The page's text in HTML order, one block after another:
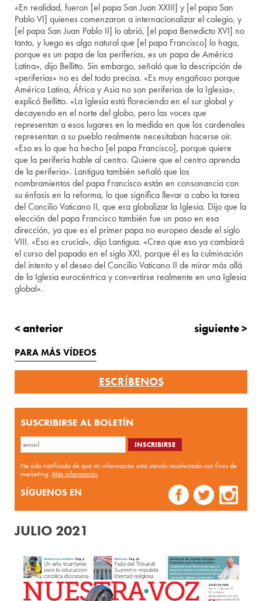
«En realidad, fueron [el papa San Juan XXIII] y [el papa San
Pablo VI] quienes comenzaron a internacionalizar el colegio, y
[el papa San Juan Pablo II] lo abrió, [el papa Benedicto XVI] no
tanto, y luego es algo natural que [el papa Francisco] lo haga,
porque es un papa de las periferias, es un papa de América
Latina», dijo Bellitto. Sin embargo, señaló que la descripción de
«periferias» no es del todo precisa. «Es muy engañoso porque
América Latina, África y Asia no son periferias de la Iglesia»,
explicó Bellitto. «La Iglesia está floreciendo en el sur global y
decayendo en el norte del globo, pero las voces que
representan a esos lugares en la medida en que los cardenales
representan a su pueblo realmente necesitaban hacerse oír.
«Eso es lo que ha hecho [el papa Francisco], porque quiere
que la periferia hable al centro. Quiere que el centro aprenda
de la periferia». Lantigua también señaló que los
nombramientos del papa Francisco están en consonancia con
su énfasis en la reforma, lo que significa llevar a cabo la tarea
del Concilio Vaticano II, que era globalizar la Iglesia. Dijo que la
elección del papa Francisco también fue un paso en esa
dirección, ya que es el primer papa no europeo desde el siglo
VIII. «Eso es crucial», dijo Lantigua. «Creo que eso ya cambiará
el curso del papado en el siglo XXI, porque él es la culminación
del intento y el deseo del Concilio Vaticano II de mirar más allá
de la Iglesia eurocéntrica y convertirse realmente en una Iglesia
global».
< anterior siguiente >
PARA MÁS VÍDEOS
ESCRÍBENOS
SUSCRIBIRSE AL BOLETÍN
He sido notificado de que mi información está siendo recolectada con fines de
marketing.Más información
SÍGUENOS EN
JULIO 2021